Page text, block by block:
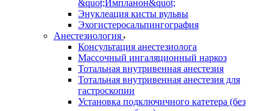
&quot;Импланон&quot;
Энуклеация кисты вульвы
Эхогистеросальпингография
Анестезиология
Консультация анестезиолога
Массочный ингаляционный наркоз
Тотальная внутривенная анестезия
Тотальная внутривенная анестезия для
гастроскопии
Установка подключичного катетера (без